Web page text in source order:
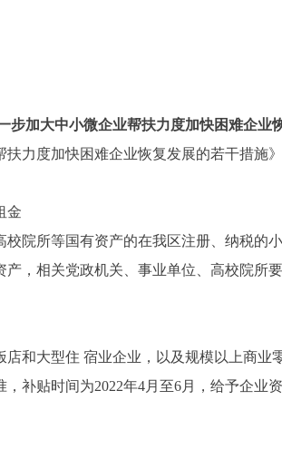
步加大中小微企业帮扶力度加快困难企业
度加快困难企业恢复发展的若干措施》
金
所等国有资产的在我区注册、纳税的
，相关党政机关、事业单位、高校院所
大型住 宿业企业，以及规模以上商业
补贴时间为2022年4月至6月，给予企业资